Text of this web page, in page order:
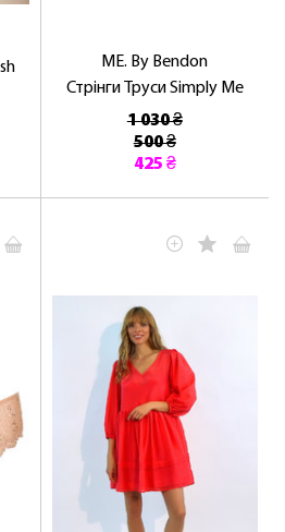
ME. By Bendon
Стрінги Труси Simply Me
1 030 ₴
500 ₴
425 ₴